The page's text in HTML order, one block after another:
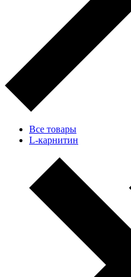
Все товары
L-карнитин